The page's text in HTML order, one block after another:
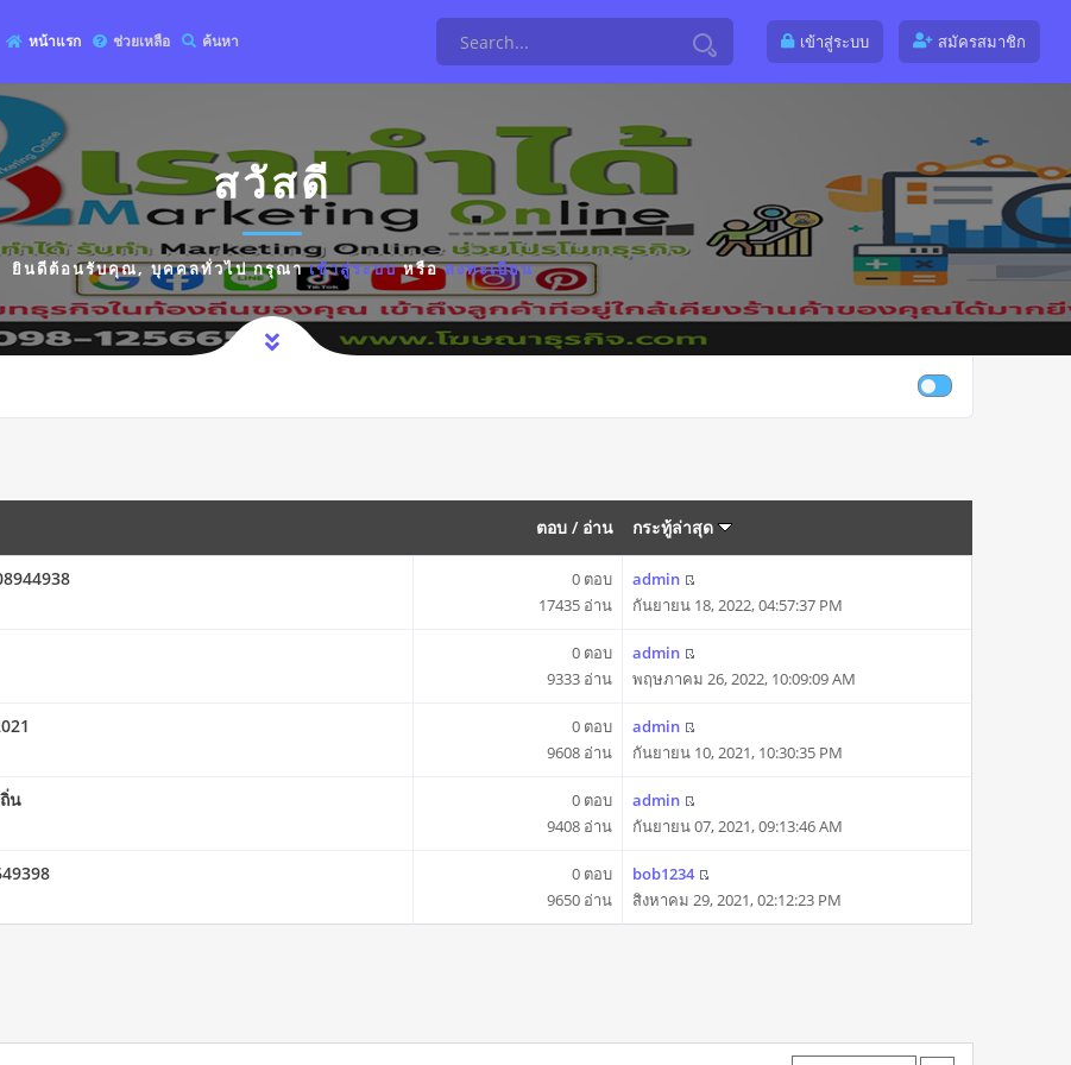
หน้าแรก ช่วยเหลือ ค้นหา เข้าสู่ระบบ สมัครสมาชิก
สวัสดี
ยินดีต้อนรับคุณ,บุคคลทั่วไปกรุณาเข้าสู่ระบบหรือลงทะเบียน
ตอบ / อ่าน กระทู้ล่าสุด
0 ตอบ
17435 อ่าน
admin
กันยายน 18, 2022, 04:57:37 PM
0 ตอบ
9333 อ่าน
admin
พฤษภาคม 26, 2022, 10:09:09 AM
0 ตอบ
9608 อ่าน
admin
กันยายน 10, 2021, 10:30:35 PM
น
0 ตอบ
9408 อ่าน
admin
กันยายน 07, 2021, 09:13:46 AM
0 ตอบ
9650 อ่าน
bob1234
สิงหาคม 29, 2021, 02:12:23 PM